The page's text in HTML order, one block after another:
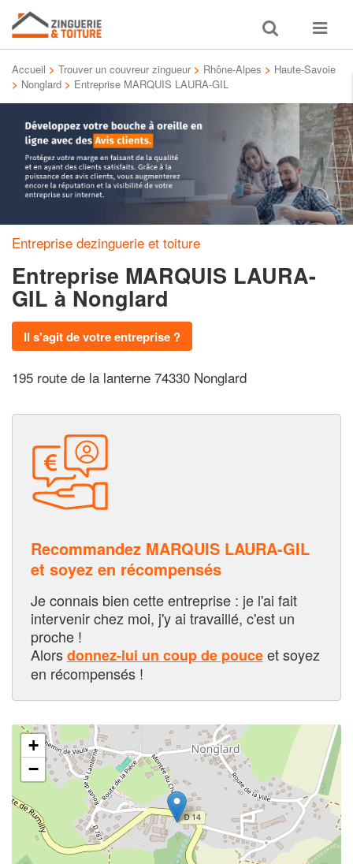
Toggle
search
Toggle
Accueil > Trouver un couvreur zingueur > Rhône-Alpes > Haute-Savoie
> Nonglard > Entreprise MARQUIS LAURA-GIL
Entreprise dezinguerie et toiture
Entreprise MARQUIS LAURA-
GIL à Nonglard
Il s'agit de votre entreprise ?
195 route de la lanterne 74330 Nonglard
Recommandez MARQUIS LAURA-GIL
et soyez en récompensés
Je connais bien cette entreprise : je l'ai fait
intervenir chez moi, j'y ai travaillé, c'est un
proche !
Alorsdonnez-lui un coup de pouceet soyez
en récompensés !
+
−